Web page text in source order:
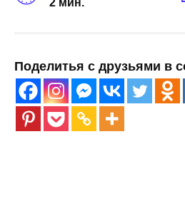
Поделитья с друзьями в